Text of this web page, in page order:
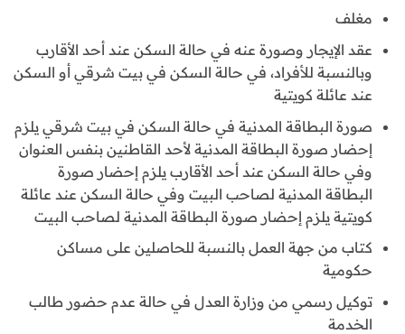
مغلف
عقد الإيجار وصورة عنه في حالة السكن عند أحد الأقارب
وبالنسبة للأفراد، في حالة السكن في بيت شرقي أو السكن
عند عائلة كويتية
صورة البطاقة المدنية في حالة السكن في بيت شرقي يلزم
إحضار صورة البطاقة المدنية لأحد القاطنين بنفس العنوان
وفي حالة السكن عند أحد الأقارب يلزم إحضار صورة
البطاقة المدنية لصاحب البيت وفي حالة السكن عند عائلة
كويتية يلزم إحضار صورة البطاقة المدنية لصاحب البيت
كتاب من جهة العمل بالنسبة للحاصلين على مساكن
حكومية
توكيل رسمي من وزارة العدل في حالة عدم حضور طالب
الخدمة